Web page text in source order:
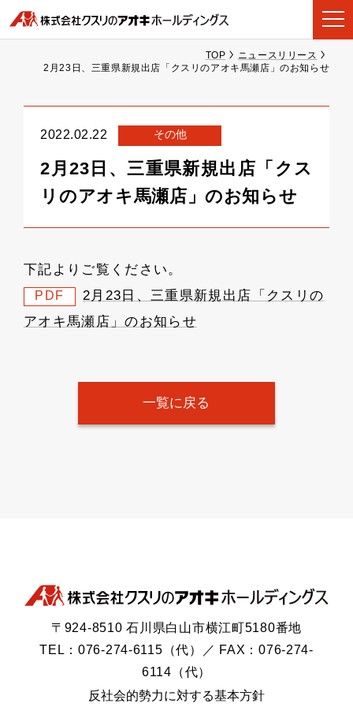
TOP
ニュースリリース
2月23日、三重県新規出店「クスリのアオキ馬瀬店」のお知らせ
2022.02.22 その他
2月23日、三重県新規出店「クス
リのアオキ馬瀬店」のお知らせ
下記よりご覧ください。
PDF
2月23日、三重県新規出店「クスリの
アオキ馬瀬店」のお知らせ
一覧に戻る
〒924-8510 石川県白山市横江町5180番地
TEL：076-274-6115（代）／ FAX：076-274-
6114（代）
反社会的勢力に対する基本方針